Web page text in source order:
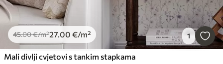
45.00€/m²27.00 €/m² 1
Mali divlji cvjetovi s tankim stapkama